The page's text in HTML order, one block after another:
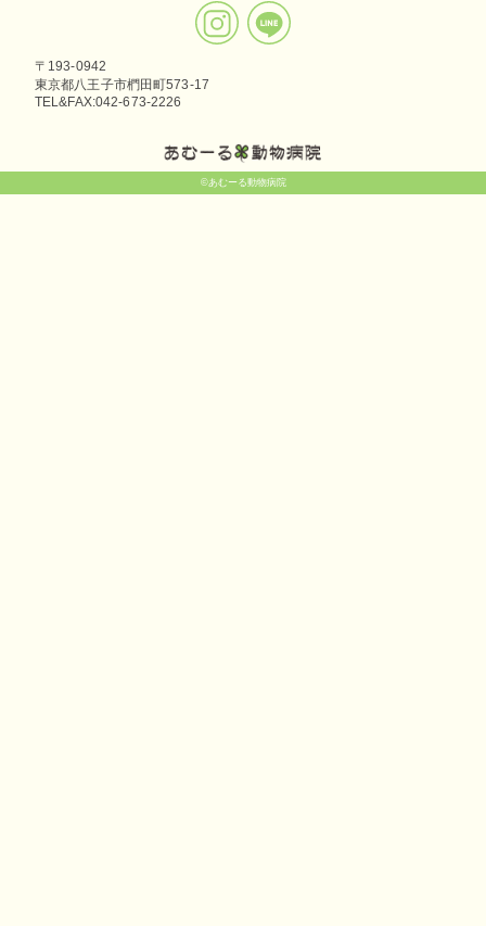
〒193-0942
東京都八王子市椚田町573-17
TEL&FAX:042-673-2226
©あむーる動物病院